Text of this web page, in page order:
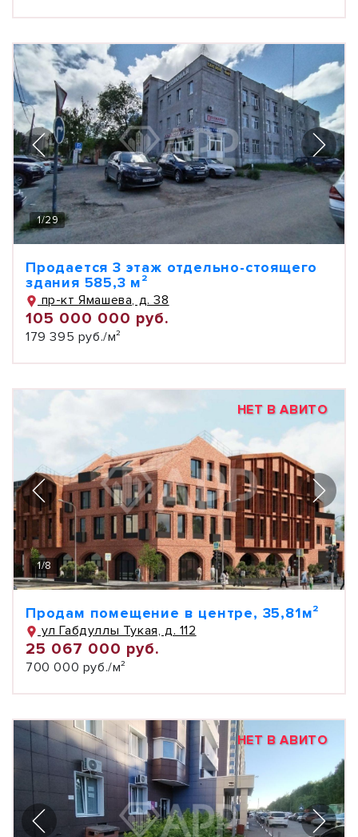
1/29
Продается 3 этаж отдельно-стоящего
здания 585,3 м²
пр-кт Ямашева, д. 38
105 000 000 руб.
179 395 руб./м²
НЕТ В АВИТО
1/8
Продам помещение в центре, 35,81м²
ул Габдуллы Тукая, д. 112
25 067 000 руб.
700 000 руб./м²
НЕТ В АВИТО